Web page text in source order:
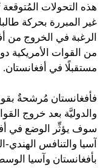
هذه التحولات المُتوقعة
غير المبررة بحركة
الرغبة في الخروج من
من القوات الأمريكية
مستقبلًا في أفغانستان.
فأفغانستان مُرشحةٌ
والدوليَّة بعد خروج
سوف يؤثِّر الوضع في
آسيا والتنافس
بأفغانستان وآسيا